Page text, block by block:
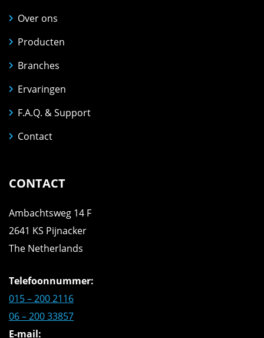
Over ons
Producten
Branches
Ervaringen
F.A.Q. & Support
Contact
CONTACT
Ambachtsweg 14 F
2641 KS Pijnacker
The Netherlands
Telefoonnummer:
015 – 200 2116
06 – 200 33857
E-mail: